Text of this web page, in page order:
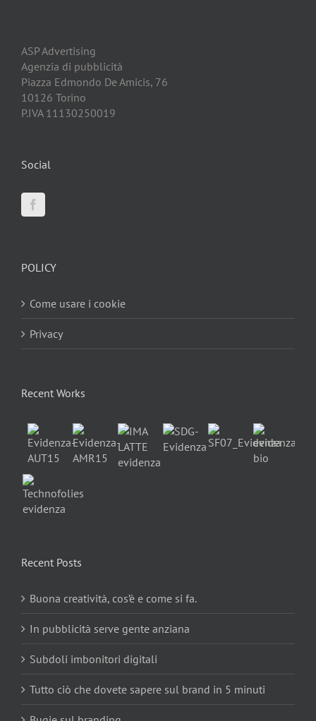
ASP Advertising
Agenzia di pubblicità
Piazza Edmondo De Amicis, 76
10126 Torino
P.IVA 11130250019
Social
POLICY
Come usare i cookie
Privacy
Recent Works
Recent Posts
Buona creatività, cos’è e come si fa.
In pubblicità serve gente anziana
Subdoli imbonitori digitali
Tutto ciò che dovete sapere sul brand in 5 minuti